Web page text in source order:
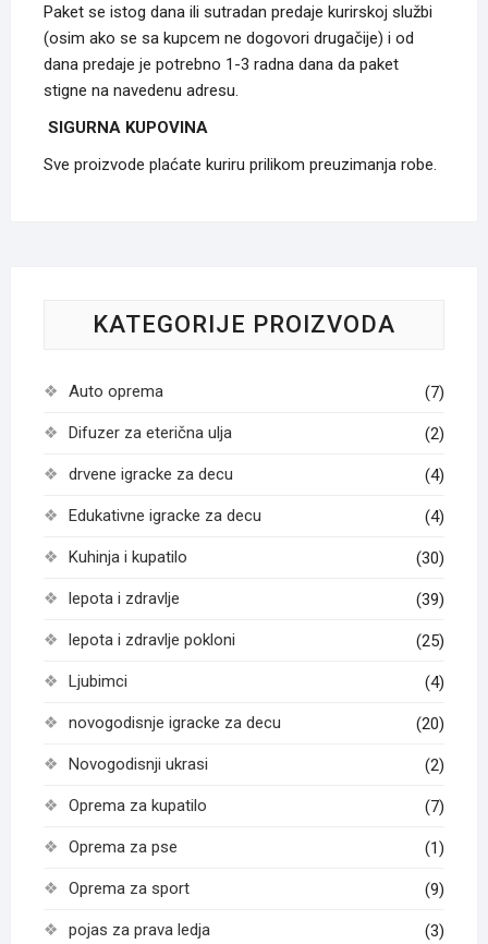
Paket se istog dana ili sutradan predaje kurirskoj službi
(osim ako se sa kupcem ne dogovori drugačije) i od
dana predaje je potrebno 1-3 radna dana da paket
stigne na navedenu adresu.
SIGURNA KUPOVINA
Sve proizvode plaćate kuriru prilikom preuzimanja robe.
KATEGORIJE PROIZVODA
Auto oprema (7)
Difuzer za eterična ulja (2)
drvene igracke za decu (4)
Edukativne igracke za decu (4)
Kuhinja i kupatilo (30)
lepota i zdravlje (39)
lepota i zdravlje pokloni (25)
Ljubimci (4)
novogodisnje igracke za decu (20)
Novogodisnji ukrasi (2)
Oprema za kupatilo (7)
Oprema za pse (1)
Oprema za sport (9)
pojas za prava ledja (3)